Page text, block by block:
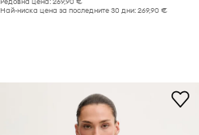
Най-ниска цена за последните 30 дни: 269,90 €